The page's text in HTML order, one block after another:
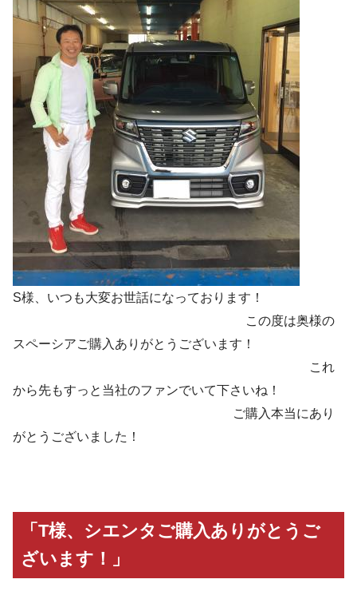
S様、いつも大変お世話になっております！
この度は奥様の
スペーシアご購入ありがとうございます！
これ
から先もすっと当社のファンでいて下さいね！
ご購入本当にあり
がとうございました！
「T様、シエンタご購入ありがとうご
ざいます！」